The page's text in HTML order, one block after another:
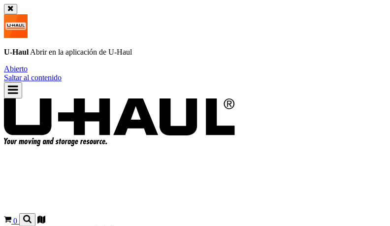
U-Haul Abrir en la aplicación de U-Haul
Abierto
Saltar al contenido
0